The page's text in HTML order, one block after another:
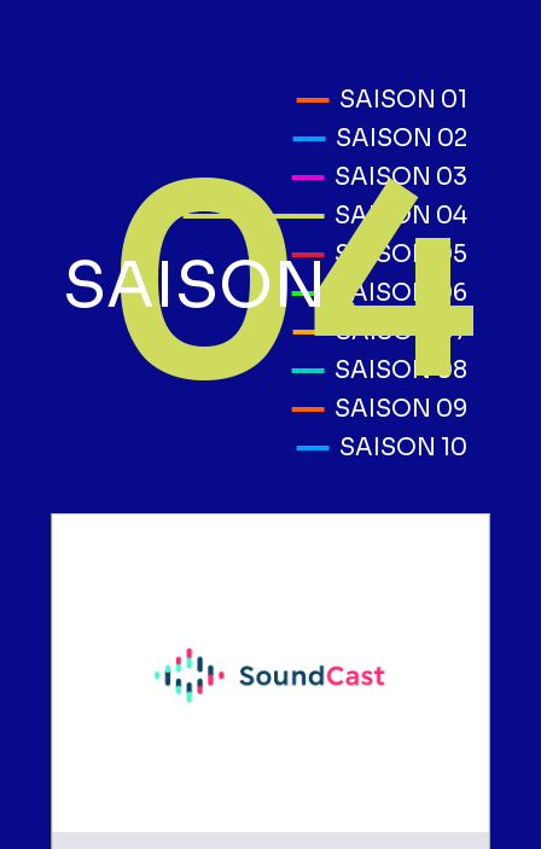
SAISON
04
SAISON 01
SAISON 02
SAISON 03
SAISON 04
SAISON 05
SAISON 06
SAISON 07
SAISON 08
SAISON 09
SAISON 10